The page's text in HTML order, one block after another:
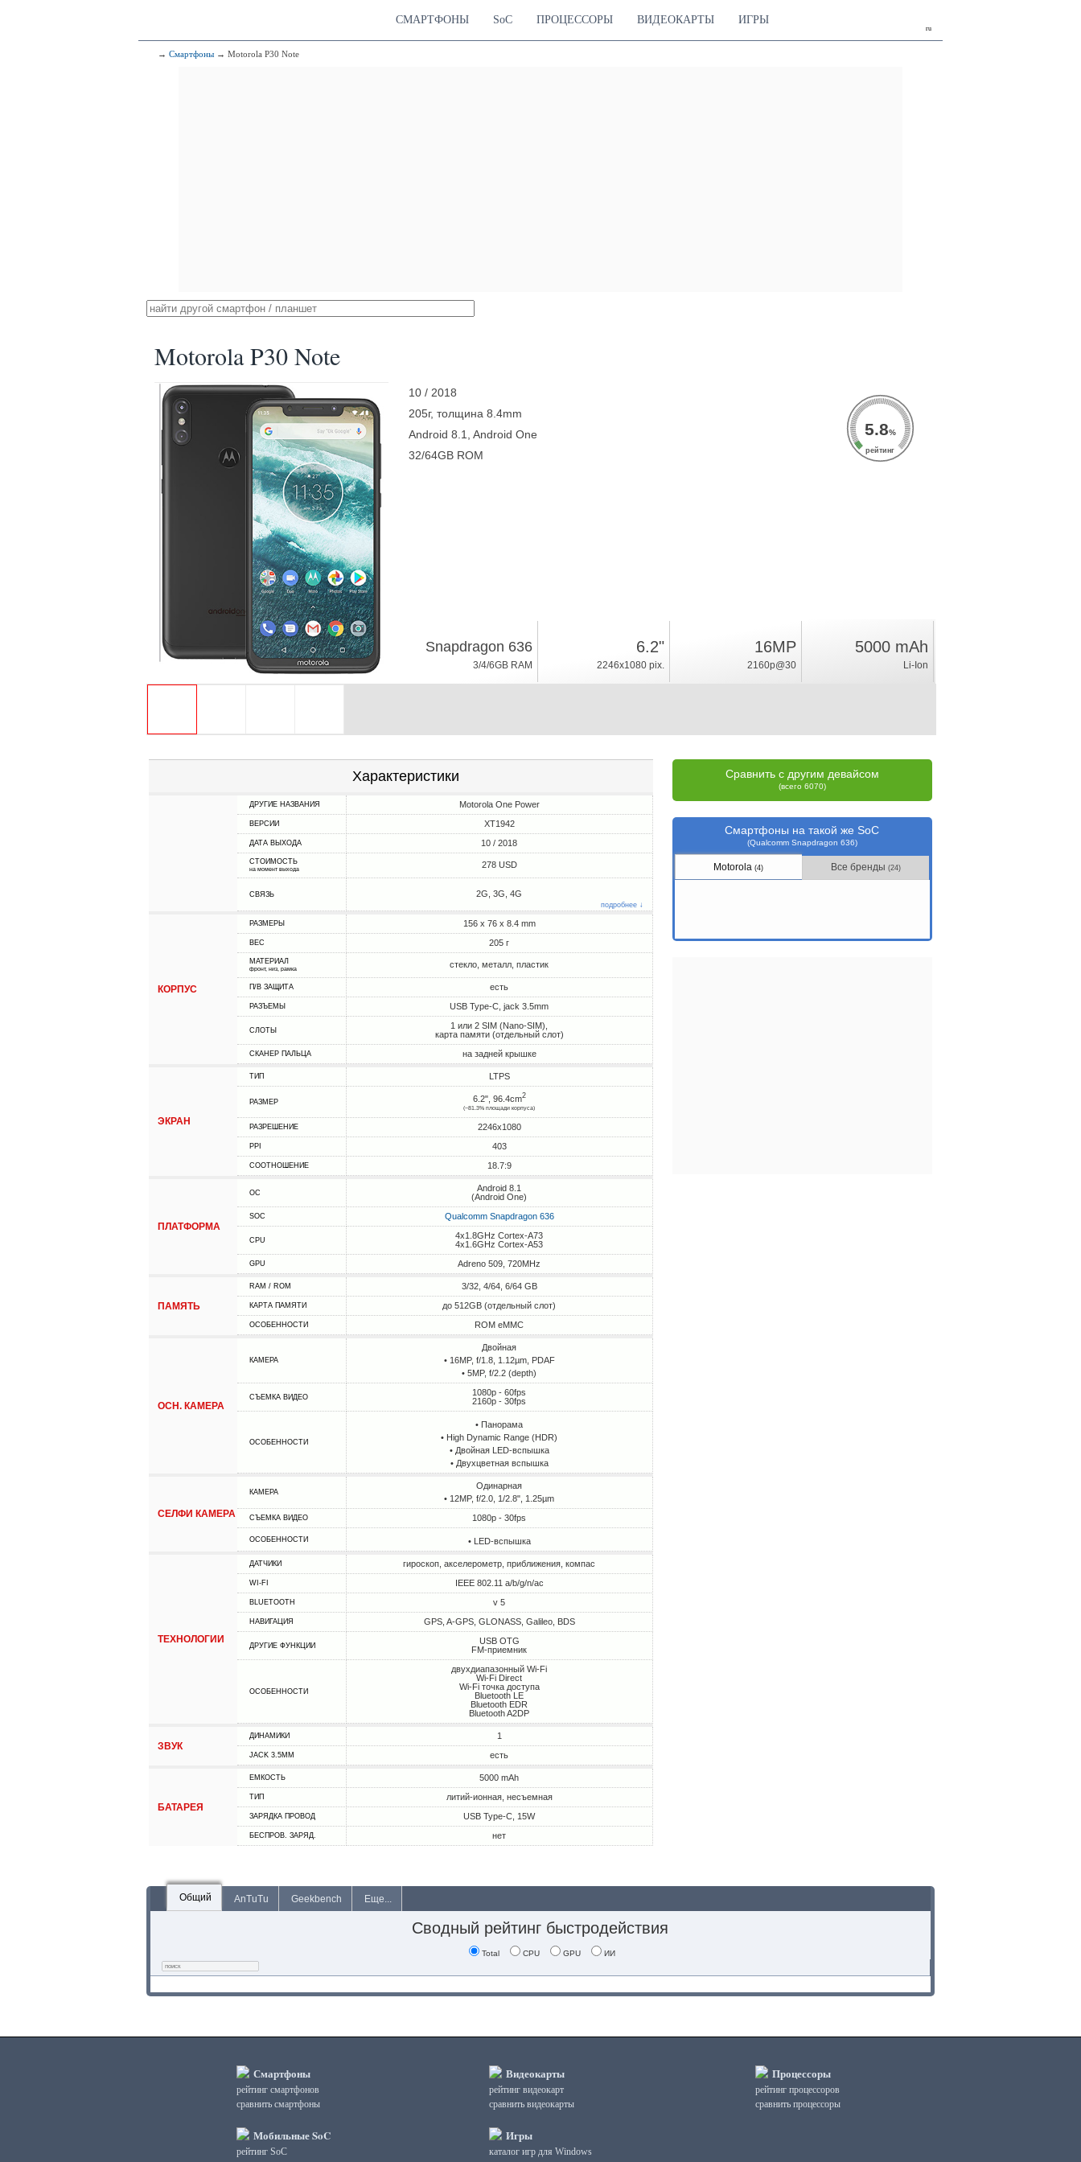
ru
СМАРТФОНЫ SoC ПРОЦЕССОРЫ ВИДЕОКАРТЫ ИГРЫ
→ Смартфоны → Motorola P30 Note
Motorola P30 Note
10 / 2018
205г, толщина 8.4mm
Android 8.1, Android One
32/64GB ROM
5.8%
рейтинг
Snapdragon 636
3/4/6GB RAM
6.2"
2246x1080 pix.
16MP
2160p@30
5000 mAh
Li-Ion
Характеристики
ДРУГИЕ НАЗВАНИЯ Motorola One Power
ВЕРСИИ XT1942
ДАТА ВЫХОДА 10 / 2018
СТОИМОСТЬ
на момент выхода 278 USD
СВЯЗЬ 2G, 3G, 4G
подробнее ↓
КОРПУС
РАЗМЕРЫ 156 x 76 x 8.4 mm
ВЕС 205 г
МАТЕРИАЛ
фронт, низ, рамка стекло, металл, пластик
П/В ЗАЩИТА есть
РАЗЪЕМЫ USB Type-C, jack 3.5mm
СЛОТЫ
1 или 2 SIM (Nano-SIM),
карта памяти (отдельный слот)
СКАНЕР ПАЛЬЦА на задней крышке
ЭКРАН
ТИП LTPS
РАЗМЕР 6.2", 96.4cm2
(~81.3% площади корпуса)
РАЗРЕШЕНИЕ 2246x1080
PPI 403
СООТНОШЕНИЕ 18.7:9
ПЛАТФОРМА
ОС
Android 8.1
(Android One)
SOC Qualcomm Snapdragon 636
CPU
4x1.8GHz Cortex-A73
4x1.6GHz Cortex-A53
GPU Adreno 509, 720MHz
ПАМЯТЬ
RAM / ROM 3/32, 4/64, 6/64 GB
КАРТА ПАМЯТИ до 512GB (отдельный слот)
ОСОБЕННОСТИ ROM eMMC
ОСН. КАМЕРА
КАМЕРА
Двойная
• 16MP, f/1.8, 1.12µm, PDAF
• 5MP, f/2.2 (depth)
СЪЕМКА ВИДЕО
1080p - 60fps
2160p - 30fps
ОСОБЕННОСТИ
• Панорама
• High Dynamic Range (HDR)
• Двойная LED-вспышка
• Двухцветная вспышка
СЕЛФИ КАМЕРА
КАМЕРА
Одинарная
• 12MP, f/2.0, 1/2.8", 1.25µm
СЪЕМКА ВИДЕО 1080p - 30fps
ОСОБЕННОСТИ • LED-вспышка
ТЕХНОЛОГИИ
ДАТЧИКИ гироскоп, акселерометр, приближения, компас
WI-FI IEEE 802.11 a/b/g/n/ac
BLUETOOTH v 5
НАВИГАЦИЯ GPS, A-GPS, GLONASS, Galileo, BDS
ДРУГИЕ ФУНКЦИИ
USB OTG
FM-приемник
ОСОБЕННОСТИ
двухдиапазонный Wi-Fi
Wi-Fi Direct
Wi-Fi точка доступа
Bluetooth LE
Bluetooth EDR
Bluetooth A2DP
ЗВУК
ДИНАМИКИ 1
JACK 3.5MM есть
БАТАРЕЯ
ЕМКОСТЬ 5000 mAh
ТИП литий-ионная, несъемная
ЗАРЯДКА ПРОВОД USB Type-C, 15W
БЕСПРОВ. ЗАРЯД. нет
Сравнить с другим девайсом
(всего 6070)
Смартфоны на такой же SoC
(Qualcomm Snapdragon 636)
Motorola(4) Все бренды (24)
Общий AnTuTu Geekbench Еще...
Сводный рейтинг быстродействия
Total CPU GPU ИИ
Смартфоны
рейтинг смартфонов
сравнить смартфоны
Мобильные SoC
рейтинг SoC
Видеокарты
рейтинг видеокарт
сравнить видеокарты
Игры
каталог игр для Windows
Процессоры
рейтинг процессоров
сравнить процессоры